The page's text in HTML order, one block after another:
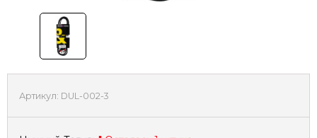
Артикул: DUL-002-3